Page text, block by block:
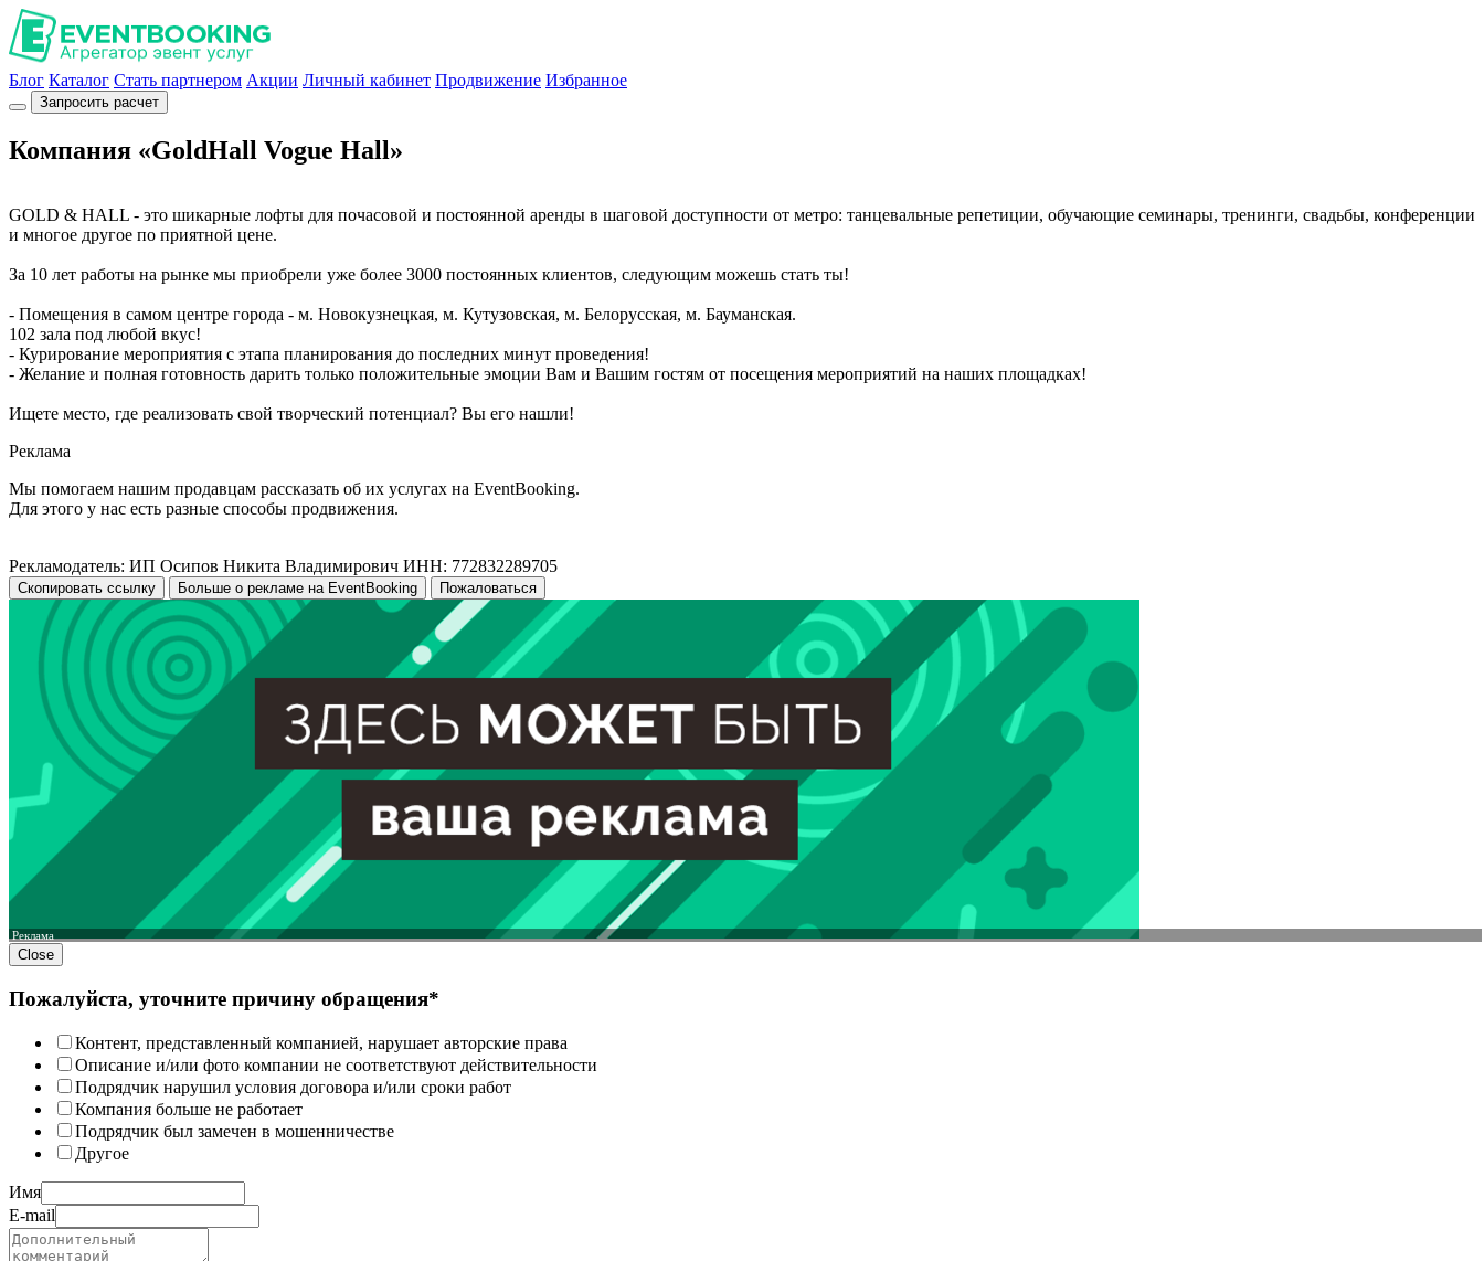
Блог Каталог Стать партнером Акции Личный кабинет Продвижение Избранное
Запросить расчет
Компания «GoldHall Vogue Hall»
GOLD & HALL - это шикарные лофты для почасовой и постоянной аренды в шаговой доступности от метро: танцевальные репетиции, обучающие семинары, тренинги, свадьбы, конференции
и многое другое по приятной цене.
За 10 лет работы на рынке мы приобрели уже более 3000 постоянных клиентов, следующим можешь стать ты!
- Помещения в самом центре города - м. Новокузнецкая, м. Кутузовская, м. Белорусская, м. Бауманская.
102 зала под любой вкус!
- Курирование мероприятия с этапа планирования до последних минут проведения!
- Желание и полная готовность дарить только положительные эмоции Вам и Вашим гостям от посещения мероприятий на наших площадках!
Ищете место, где реализовать свой творческий потенциал? Вы его нашли!
Реклама
Мы помогаем нашим продавцам рассказать об их услугах на EventBooking.
Для этого у нас есть разные способы продвижения.
Рекламодатель: ИП Осипов Никита Владимирович ИНН: 772832289705
Скопировать ссылку Больше о рекламе на EventBooking Пожаловаться
Реклама
Close
Пожалуйста, уточните причину обращения*
Контент, представленный компанией, нарушает авторские права
Описание и/или фото компании не соответствуют действительности
Подрядчик нарушил условия договора и/или сроки работ
Компания больше не работает
Подрядчик был замечен в мошенничестве
Другое
Имя
E-mail